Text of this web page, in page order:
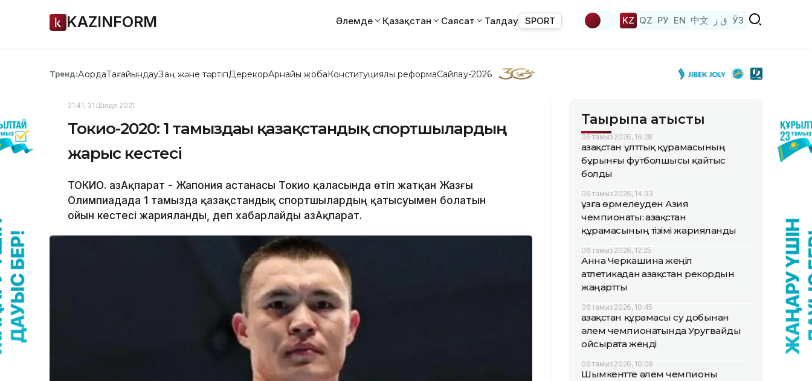
KAZINFORM Әлемде Қазақстан Саясат Талдау SPORT KZ QZ РУ EN 中文 ق ز ЎЗ
Тренд:АқордаТағайындауЗаң және тәртіпДерекқорАрнайы жобаКонституциялық реформаСайлау-2026
21:41, 31 Шілде 2021
Токио-2020: 1 тамыздағы қазақстандық спортшылардың
жарыс кестесі
ТОКИО. ҚазАқпарат - Жапония астанасы Токио қаласында өтіп жатқан Жазғы
Олимпиадада 1 тамызда қазақстандық спортшылардың қатысуымен болатын
ойын кестесі жарияланды, деп хабарлайды ҚазАқпарат.
Тақырыпқа қатысты
06 тамыз 2026, 16:28
Қазақстан ұлттық құрамасының
бұрынғы футболшысы қайтыс
болды
06 тамыз 2026, 14:33
Құзға өрмелеуден Азия
чемпионаты: Қазақстан
құрамасының тізімі жарияланды
06 тамыз 2026, 12:25
Анна Черкашина жеңіл
атлетикадан Қазақстан рекордын
жаңартты
06 тамыз 2026, 10:45
Қазақстан құрамасы су добынан
әлем чемпионатында Уругвайды
ойсырата жеңді
06 тамыз 2026, 10:09
Шымкентте әлем чемпионы